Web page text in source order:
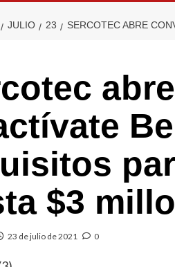
JULIO 23 SERCOTEC ABRE
$3
23 de julio de 2021 0